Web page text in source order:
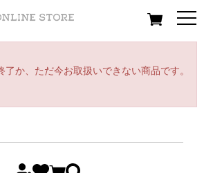
Women Men
了か、ただ今お取扱いできない商品です。